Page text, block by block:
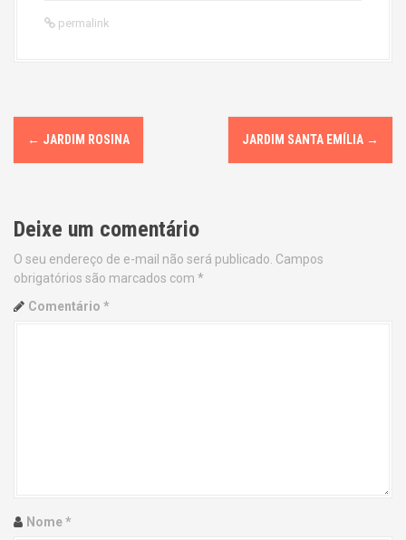
permalink
P
o
t
n
a
i
← JARDIM ROSINA JARDIM SANTA EMÍLIA →
Deixe um comentário
O seu endereço de e-mail não será publicado. Campos
obrigatórios são marcados com *
Comentário *
Nome*